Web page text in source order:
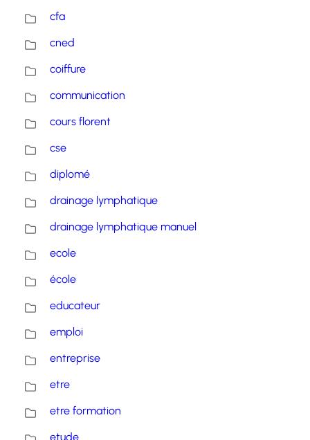
cfa
cned
coiffure
communication
cours florent
cse
diplomé
drainage lymphatique
drainage lymphatique manuel
ecole
école
educateur
emploi
entreprise
etre
etre formation
etude